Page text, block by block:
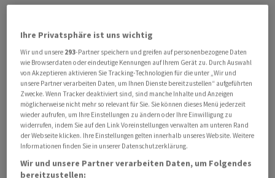
Ihre Privatsphäre ist uns wichtig
Wir und unsere 293-Partner speichern und greifen auf personenbezogene Daten
wie Browserdaten oder eindeutige Kennungen auf Ihrem Gerät zu. Durch Auswahl
von Akzeptieren aktivieren Sie Tracking-Technologien für die unter „Wir und
unsere Partner verarbeiten Daten, um Ihnen Dienste bereitzustellen“ aufgeführten
Zwecke. Wenn Tracker deaktiviert sind, sind manche Inhalte und Anzeigen
möglicherweise nicht mehr so relevant für Sie. Sie können dieses Menü jederzeit
wieder aufrufen, um Ihre Einstellungen zu ändern oder Ihre Einwilligung zu
widerrufen, indem Sie auf den Link Voreinstellungen verwalten am unteren Rand
der Webseite klicken. Ihre Einstellungen gelten innerhalb unseres Website. Weitere
Informationen finden Sie in unserer Datenschutzerklärung.
Wir und unsere Partner verarbeiten Daten, um Folgendes
bereitzustellen: